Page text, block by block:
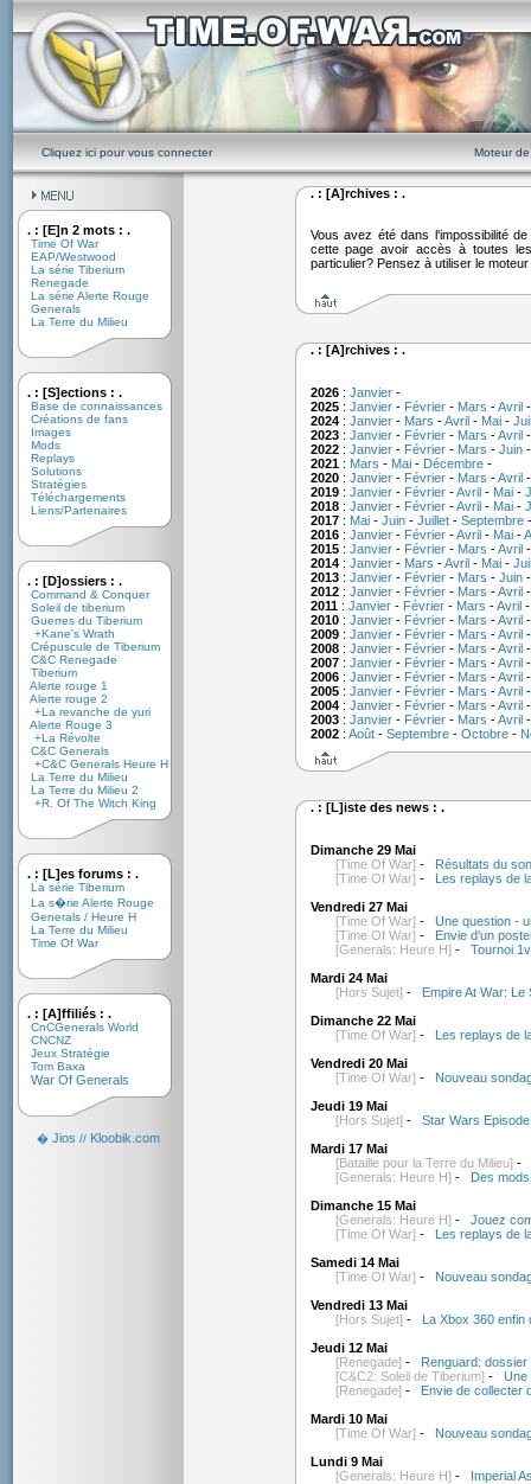
Cliquez ici pour vous connecter Moteur
. : [E]n 2 mots : .
Time Of War
EAP/Westwood
La série Tiberium
Renegade
La série Alerte Rouge
Generals
La Terre du Milieu
. : [S]ections : .
Base de connaissances
Créations de fans
Images
Mods
Replays
Solutions
Stratégies
Téléchargements
Liens/Partenaires
. : [D]ossiers : .
Command & Conquer
Soleil de tiberium
Guerres du Tiberium
+Kane's Wrath
Crépuscule de Tiberium
C&C Renegade
Tiberium
Alerte rouge 1
Alerte rouge 2
+La revanche de yuri
Alerte Rouge 3
+La Révolte
C&C Generals
+C&C Generals Heure H
La Terre du Milieu
La Terre du Milieu 2
+R. Of The Witch King
. : [L]es forums : .
La série Tiberium
La s�rie Alerte Rouge
Generals / Heure H
La Terre du Milieu
Time Of War
. : [A]ffiliés : .
CnCGenerals World
CNCNZ
Jeux Stratégie
Tom Baxa
War Of Generals
� Jios // Kloobik.com
. : [A]rchives : .
Vous avez été dans l'impossibilité
cette page avoir accès à toutes
particulier? Pensez à utiliser le
. : [A]rchives : .
2026: Janvier-
2025: Janvier- Février- Mars -Avril
2024: Janvier- Mars -Avril- Mai-
2023: Janvier- Février- Mars -Avril
2022: Janvier- Février- Mars - Juin
2021: Mars - Mai- Décembre-
2020: Janvier- Février- Mars -Avril
2019: Janvier- Février-Avril- Mai-
2018: Janvier- Février-Avril- Mai-
2017: Mai- Juin- Juillet- Septembre
2016: Janvier- Février-Avril- Mai-
2015: Janvier- Février- Mars -Avril
2014: Janvier- Mars -Avril- Mai-
2013: Janvier- Février- Mars - Juin
2012: Janvier- Février- Mars -Avril
2011: Janvier- Février- Mars -Avril
2010: Janvier- Février- Mars -Avril
2009: Janvier- Février- Mars -Avril
2008: Janvier- Février- Mars -Avril
2007: Janvier- Février- Mars -Avril
2006: Janvier- Février- Mars -Avril
2005: Janvier- Février- Mars -Avril
2004: Janvier- Février- Mars -Avril
2003: Janvier- Février- Mars -Avril
2002: Août- Septembre- Octobre-
. : [L]iste des news : .
Dimanche 29 Mai
[Time Of War] -
Résultats du
[Time Of War] -
Les replays de
Vendredi 27 Mai
[Time Of War] - Une question -
[Time Of War] -
Envie d'un
[Generals: Heure H] - Tournoi
Mardi 24 Mai
[Hors Sujet] -
Empire At War: Le
Dimanche 22 Mai
[Time Of War] -
Les replays de
Vendredi 20 Mai
[Time Of War] -
Nouveau
Jeudi 19 Mai
[Hors Sujet] - Star Wars
Mardi 17 Mai
[Bataille pour la Terre du Milieu] -
[Generals: Heure H] -
Des
Dimanche 15 Mai
[Generals: Heure H] - Jouez
[Time Of War] -
Les replays de
Samedi 14 Mai
[Time Of War] -
Nouveau
Vendredi 13 Mai
[Hors Sujet] -
La Xbox 360 enfin
Jeudi 12 Mai
[Renegade] -
Renguard: dossier
[C&C2: Soleil de Tiberium] - Une
[Renegade] -
Envie de collecter
Mardi 10 Mai
[Time Of War] -
Nouveau
Lundi 9 Mai
[Generals: Heure H] -
Imperial